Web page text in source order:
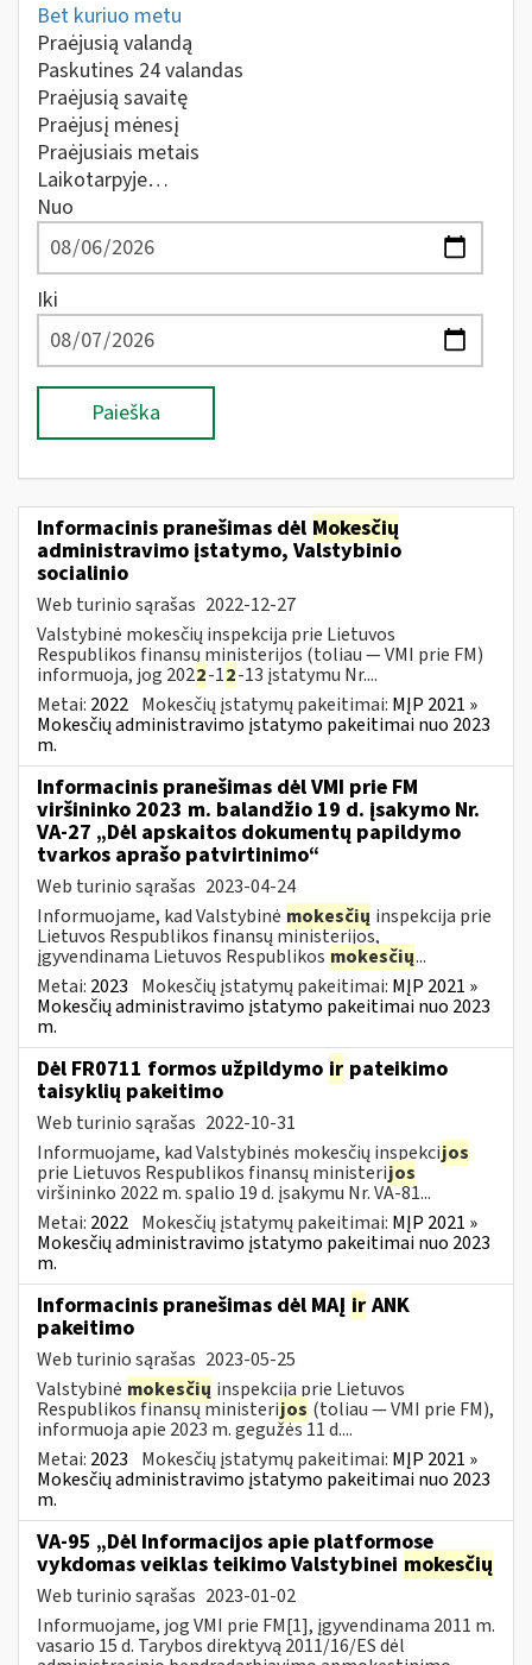
Bet kuriuo metu
Praėjusią valandą
Paskutines 24 valandas
Praėjusią savaitę
Praėjusį mėnesį
Praėjusiais metais
Laikotarpyje…
Nuo
Iki
Paieška
Informacinis pranešimas dėl Mokesčių
administravimo įstatymo, Valstybinio
socialinio
Web turinio sąrašas 2022-12-27
Valstybinė mokesčių inspekcija prie Lietuvos
Respublikos finansų ministerijos (toliau — VMI prie FM)
informuoja, jog 2022-12-13 įstatymu Nr....
Metai: 2022 Mokesčių įstatymų pakeitimai: MĮP 2021 »
Mokesčių administravimo įstatymo pakeitimai nuo 2023
m.
Informacinis pranešimas dėl VMI prie FM
viršininko 2023 m. balandžio 19 d. įsakymo Nr.
VA-27 „Dėl apskaitos dokumentų papildymo
tvarkos aprašo patvirtinimo“
Web turinio sąrašas 2023-04-24
Informuojame, kad Valstybinė mokesčių inspekcija prie
Lietuvos Respublikos finansų ministerijos,
įgyvendinama Lietuvos Respublikos mokesčių...
Metai: 2023 Mokesčių įstatymų pakeitimai: MĮP 2021 »
Mokesčių administravimo įstatymo pakeitimai nuo 2023
m.
Dėl FR0711 formos užpildymo ir pateikimo
taisyklių pakeitimo
Web turinio sąrašas 2022-10-31
Informuojame, kad Valstybinės mokesčių inspekcijos
prie Lietuvos Respublikos finansų ministerijos
viršininko 2022 m. spalio 19 d. įsakymu Nr. VA-81...
Metai: 2022 Mokesčių įstatymų pakeitimai: MĮP 2021 »
Mokesčių administravimo įstatymo pakeitimai nuo 2023
m.
Informacinis pranešimas dėl MAĮ ir ANK
pakeitimo
Web turinio sąrašas 2023-05-25
Valstybinė mokesčių inspekcija prie Lietuvos
Respublikos finansų ministerijos (toliau — VMI prie FM),
informuoja apie 2023 m. gegužės 11 d....
Metai: 2023 Mokesčių įstatymų pakeitimai: MĮP 2021 »
Mokesčių administravimo įstatymo pakeitimai nuo 2023
m.
VA-95 „Dėl Informacijos apie platformose
vykdomas veiklas teikimo Valstybinei mokesčių
Web turinio sąrašas 2023-01-02
Informuojame, jog VMI prie FM[1], įgyvendinama 2011 m.
vasario 15 d. Tarybos direktyvą 2011/16/ES dėl